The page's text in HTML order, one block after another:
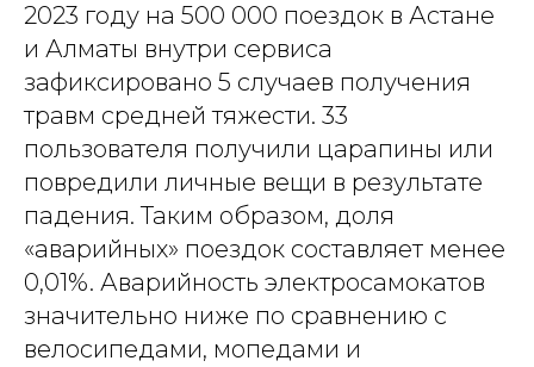
2023 году на 500 000 поездок в Астане
и Алматы внутри сервиса
зафиксировано 5 случаев получения
травм средней тяжести. 33
пользователя получили царапины или
повредили личные вещи в результате
падения. Таким образом, доля
«аварийных» поездок составляет менее
0,01%. Аварийность электросамокатов
значительно ниже по сравнению с
велосипедами, мопедами и